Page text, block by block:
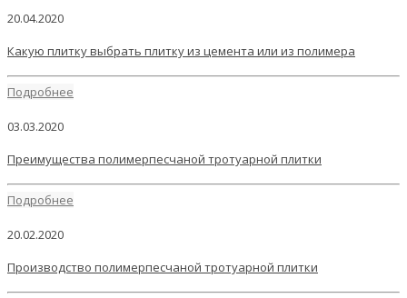
20.04.2020
Какую плитку выбрать плитку из цемента или из полимера
Подробнее
03.03.2020
Преимущества полимерпесчаной тротуарной плитки
Подробнее
20.02.2020
Производство полимерпесчаной тротуарной плитки